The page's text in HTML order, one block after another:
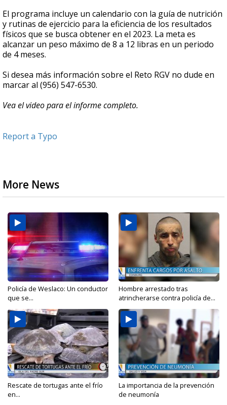
El programa incluye un calendario con la guía de nutrición
y rutinas de ejercicio para la eficiencia de los resultados
físicos que se busca obtener en el 2023. La meta es
alcanzar un peso máximo de 8 a 12 libras en un periodo
de 4 meses.
Si desea más información sobre el Reto RGV no dude en
marcar al (956) 547-6530.
Vea el video para el informe completo.
Report a Typo
More News
Policía de Weslaco: Un conductor
que se...
Hombre arrestado tras
atrincherarse contra policía de...
Rescate de tortugas ante el frío
en...
La importancia de la prevención
de neumonía